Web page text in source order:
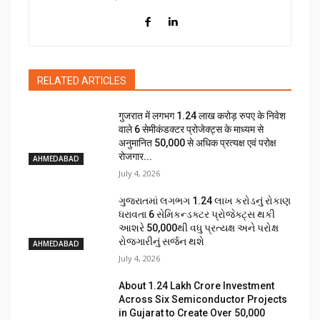
RELATED ARTICLES
AHMEDABAD
गुजरात में लगभग 1.24 लाख करोड़ रुपए के निवेश
वाले 6 सेमीकंडक्टर प्रोजेक्ट्स के माध्यम से
अनुमानित 50,000 से अधिक प्रत्यक्ष एवं परोक्ष
रोजगार...
July 4, 2026
AHMEDABAD
ગુજરાતમાં લગભગ ₹1.24 લાખ કરોડનું રોકાણ
ધરાવતા 6 સેમિકન્ડક્ટર પ્રોજેક્ટ્સ થકી
આશરે 50,000થી વધુ પ્રત્યક્ષ અને પરોક્ષ
રોજગારીનું સર્જન થશે
July 4, 2026
About ₹1.24 Lakh Crore Investment
Across Six Semiconductor Projects
in Gujarat to Create Over 50,000